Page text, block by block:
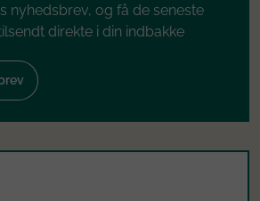
nyhedsbrev, og få de seneste
direkte i din indbakke